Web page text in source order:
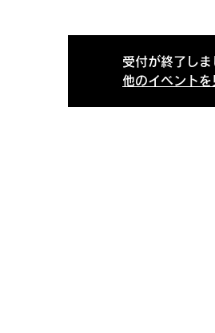
受付が終了しま
他のイベントを